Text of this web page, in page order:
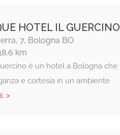
HOTEL IL GUERCINO
7, Bologna BO
km
è un hotel a Bologna che
e cortesia in un ambiente
>